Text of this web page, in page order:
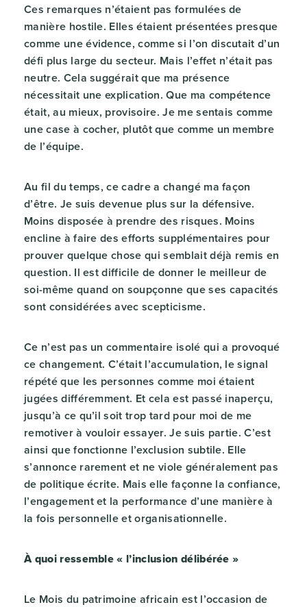
Ces remarques n’étaient pas formulées de
manière hostile. Elles étaient présentées presque
comme une évidence, comme si l’on discutait d’un
défi plus large du secteur. Mais l’effet n’était pas
neutre. Cela suggérait que ma présence
nécessitait une explication. Que ma compétence
était, au mieux, provisoire. Je me sentais comme
une case à cocher, plutôt que comme un membre
de l’équipe.
Au fil du temps, ce cadre a changé ma façon
d’être. Je suis devenue plus sur la défensive.
Moins disposée à prendre des risques. Moins
encline à faire des efforts supplémentaires pour
prouver quelque chose qui semblait déjà remis en
question. Il est difficile de donner le meilleur de
soi-même quand on soupçonne que ses capacités
sont considérées avec scepticisme.
Ce n’est pas un commentaire isolé qui a provoqué
ce changement. C’était l’accumulation, le signal
répété que les personnes comme moi étaient
jugées différemment. Et cela est passé inaperçu,
jusqu’à ce qu’il soit trop tard pour moi de me
remotiver à vouloir essayer. Je suis partie. C’est
ainsi que fonctionne l’exclusion subtile. Elle
s’annonce rarement et ne viole généralement pas
de politique écrite. Mais elle façonne la confiance,
l’engagement et la performance d’une manière à
la fois personnelle et organisationnelle.
À quoi ressemble « l’inclusion délibérée »
Le Mois du patrimoine africain est l’occasion de